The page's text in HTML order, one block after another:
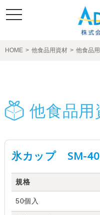
toggle
navigation
HOME > 他食品用資材 > 他食品
他食品
氷カップ SM-
規格
50個入